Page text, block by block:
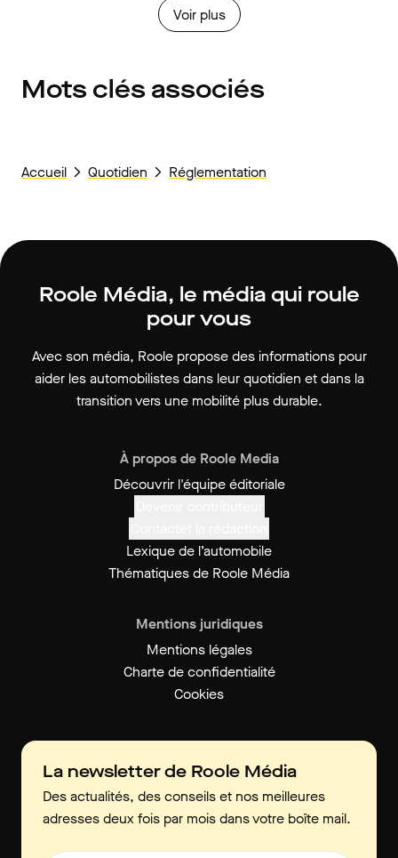
Voir plus
Mots clés associés
Accueil Quotidien Réglementation
Roole Média, le média qui roule
pour vous
Avec son média, Roole propose des informations pour
aider les automobilistes dans leur quotidien et dans la
transition vers une mobilité plus durable.
À propos de Roole Media
Découvrir l'équipe éditoriale
Lexique de l’automobile
Thématiques de Roole Média
Mentions juridiques
Mentions légales
Charte de confidentialité
Cookies
La newsletter de Roole Média
Des actualités, des conseils et nos meilleures
adresses deux fois par mois dans votre boîte mail.